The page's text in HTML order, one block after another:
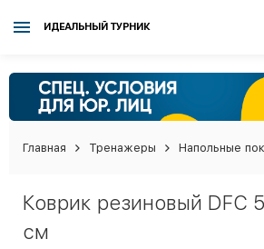
ИДЕАЛЬНЫЙ ТУРНИК
Главная Тренажеры Напольные
Коврик резиновый DFC
см